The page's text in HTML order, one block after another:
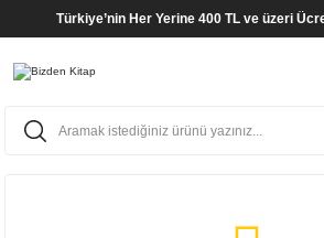
Türkiye’nin Her Yerine 400 TL ve üzeri